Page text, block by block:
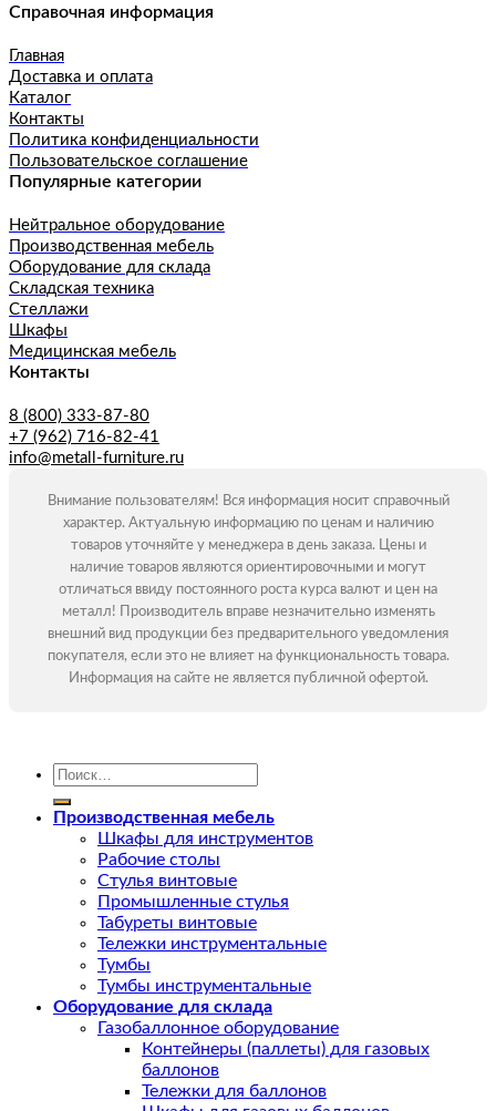
Справочная информация
Главная
Доставка и оплата
Каталог
Контакты
Политика конфиденциальности
Пользовательское соглашение
Популярные категории
Нейтральное оборудование
Производственная мебель
Оборудование для склада
Складская техника
Стеллажи
Шкафы
Медицинская мебель
Контакты
8 (800) 333-87-80
+7 (962) 716-82-41
info@metall-furniture.ru
Внимание пользователям! Вся информация носит справочный
характер. Актуальную информацию по ценам и наличию
товаров уточняйте у менеджера в день заказа. Цены и
наличие товаров являются ориентировочными и могут
отличаться ввиду постоянного роста курса валют и цен на
металл! Производитель вправе незначительно изменять
внешний вид продукции без предварительного уведомления
покупателя, если это не влияет на функциональность товара.
Информация на сайте не является публичной офертой.
Искать:
Производственная мебель
Шкафы для инструментов
Рабочие столы
Стулья винтовые
Промышленные стулья
Табуреты винтовые
Тележки инструментальные
Тумбы
Тумбы инструментальные
Оборудование для склада
Газобаллонное оборудование
Контейнеры (паллеты) для газовых
баллонов
Тележки для баллонов